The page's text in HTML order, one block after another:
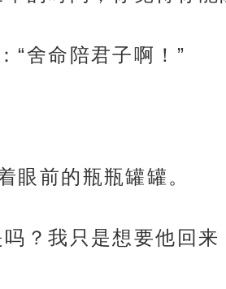
“舍命陪君子啊！”
眼前的瓶瓶罐罐。
？我只是想要他回来